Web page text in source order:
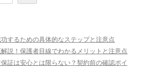
するための具体的なステップと注意点
説！保護者目線でわかるメリットと注意点
証は安心とは限らない？契約前の確認ポイ